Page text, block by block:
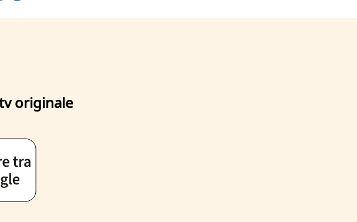
originale